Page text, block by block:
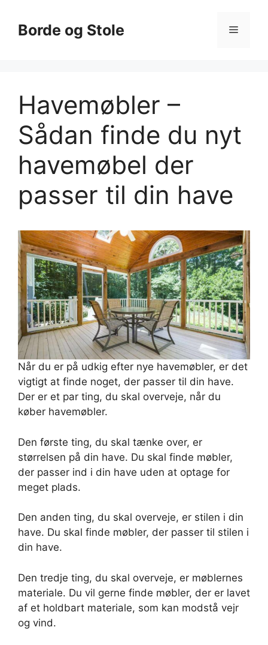
indholdBorde og Stole Menu
Havemøbler –
Sådan finde du nyt
havemøbel der
passer til din have
Når du er på udkig efter nye havemøbler, er det
vigtigt at finde noget, der passer til din have.
Der er et par ting, du skal overveje, når du
køber havemøbler.
Den første ting, du skal tænke over, er
størrelsen på din have. Du skal finde møbler,
der passer ind i din have uden at optage for
meget plads.
Den anden ting, du skal overveje, er stilen i din
have. Du skal finde møbler, der passer til stilen i
din have.
Den tredje ting, du skal overveje, er møblernes
materiale. Du vil gerne finde møbler, der er lavet
af et holdbart materiale, som kan modstå vejr
og vind.